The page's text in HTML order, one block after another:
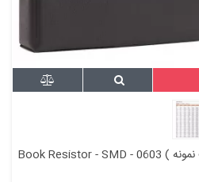
بوک مقاومت (رنج کامل مقاومت نمونه ) Book Resistor - SMD - 0603